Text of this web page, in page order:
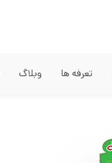
تعرفه ها وبلاگ